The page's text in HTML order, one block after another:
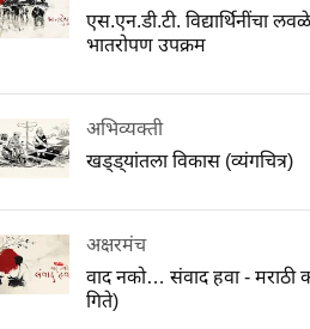
एस.एन.डी.टी. विद्यार्थिनींचा
भातरोपण उपक्रम
अभिव्यक्ती
खड्ड्यांतला विकास (व्यंगचित्र)
अक्षरमंच
वाद नको… संवाद हवा - मराठी
गिते)